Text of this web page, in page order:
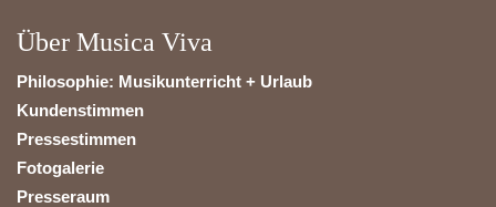
Über Musica Viva
Philosophie: Musikunterricht + Urlaub
Kundenstimmen
Pressestimmen
Fotogalerie
Presseraum